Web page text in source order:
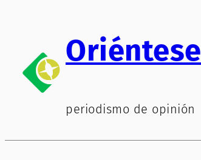
contenido
Oriéntese
periodismo de opinión